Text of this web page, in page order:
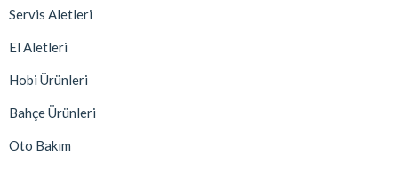
Servis Aletleri
El Aletleri
Hobi Ürünleri
Bahçe Ürünleri
Oto Bakım